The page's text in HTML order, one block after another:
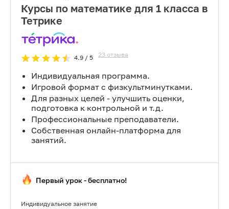
Курсы по математике для 1 класса в
Тетрике
4.9/ 5 23 отзыва
Индивидуальная программа.
Игровой формат с физкультминутками.
Для разных целей - улучшить оценки,
подготовка к контрольной и т.д.
Профессиональные преподаватели.
Собственная онлайн-платформа для
занятий.
Первый урок - бесплатно!
Индивидуальное занятие